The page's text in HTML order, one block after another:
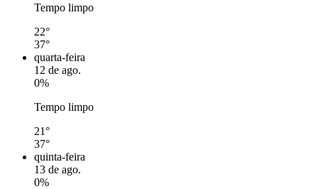
Tempo limpo
22°
37°
quarta-feira
12 de ago.
0%
Tempo limpo
21°
37°
quinta-feira
13 de ago.
0%